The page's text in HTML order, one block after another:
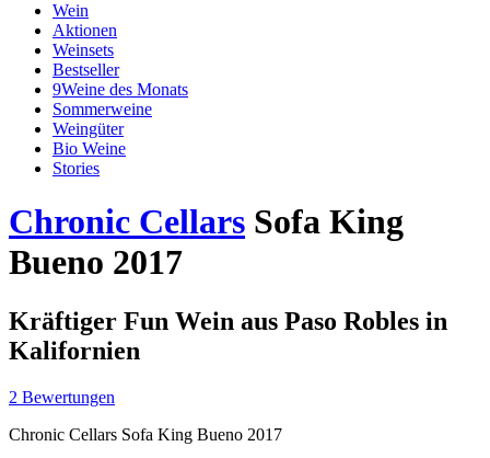
Wein
Aktionen
Weinsets
Bestseller
9Weine des Monats
Sommerweine
Weingüter
Bio Weine
Stories
Chronic Cellars Sofa King
Bueno 2017
Kräftiger Fun Wein aus Paso Robles in
Kalifornien
2 Bewertungen
Chronic Cellars Sofa King Bueno 2017